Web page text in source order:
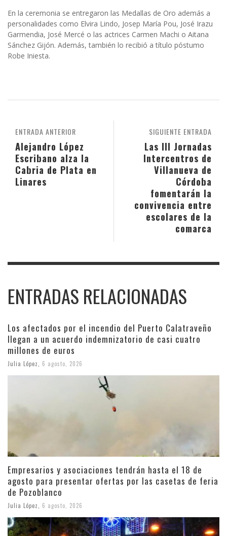
En la ceremonia se entregaron las Medallas de Oro además a
personalidades como Elvira Lindo, Josep María Pou, José Irazu
Garmendia, José Mercé o las actrices Carmen Machi o Aitana
Sánchez Gijón. Además, también lo recibió a título póstumo
Robe Iniesta.
SIGUIENTE ENTRADA
Las III Jornadas
Intercentros de
Villanueva de
Córdoba
fomentarán la
convivencia entre
escolares de la
comarca
ENTRADA ANTERIOR
Alejandro López
Escribano alza la
Cabria de Plata en
Linares
ENTRADAS RELACIONADAS
Los afectados por el incendio del Puerto Calatraveño
llegan a un acuerdo indemnizatorio de casi cuatro
millones de euros
Julia López 6 agosto, 2026
Empresarios y asociaciones tendrán hasta el 18 de
agosto para presentar ofertas por las casetas de feria
de Pozoblanco
Julia López 6 agosto, 2026